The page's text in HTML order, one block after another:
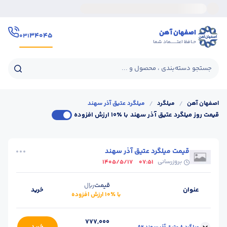
اصفهان آهن
حـافظ اعتــــــماد شما
۳۴۰۴۵۰۳۱
جستجو دسته‌بندی ، محصول و ...
اصفهان آهن / میلگرد / میلگرد عتیق آذر سهند
قیمت روز میلگرد عتیق آذر سهند با ٪۱۰ ارزش افزوده
قیمت میلگرد عتیق آذر سهند
بروزرسانی 07:51
1405/5/17
عنوان قیمتریال
با ٪۱۰ ارزش افزوده
خرید
777,000